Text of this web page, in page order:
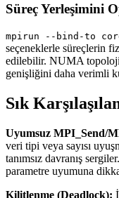
Süreç Yerleşimini
mpirun --bind-to
seçeneklerle süreçlerin
edilebilir. NUMA
genişliğini daha verimli
Sık
Uyumsuz MPI_Send/
veri tipi veya sayısı
tanımsız davranış
parametre uyumuna
Kilitlenme (Deadlock):